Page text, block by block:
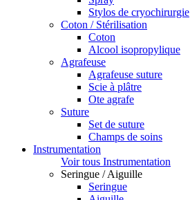
Stylos de cryochirurgie
Coton / Stérilisation
Coton
Alcool isopropylique
Agrafeuse
Agrafeuse suture
Scie à plâtre
Ote agrafe
Suture
Set de suture
Champs de soins
Instrumentation
Voir tous Instrumentation
Seringue / Aiguille
Seringue